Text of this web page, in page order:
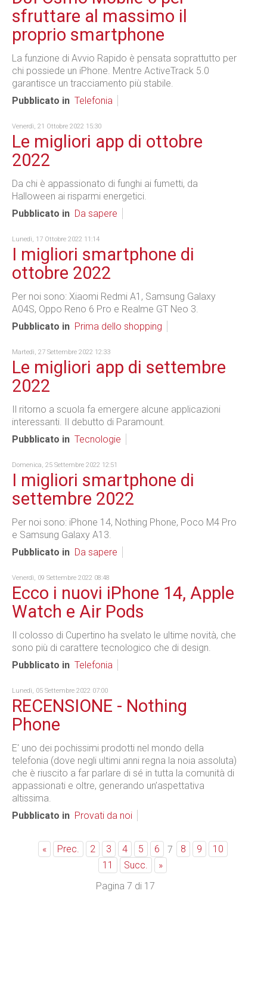
sfruttare al massimo il
proprio smartphone
La funzione di Avvio Rapido è pensata soprattutto per
chi possiede un iPhone. Mentre ActiveTrack 5.0
garantisce un tracciamento più stabile.
Pubblicato in Telefonia
Venerdì, 21 Ottobre 2022 15:30
Le migliori app di ottobre
2022
Da chi è appassionato di funghi ai fumetti, da
Halloween ai risparmi energetici.
Pubblicato in Da sapere
Lunedì, 17 Ottobre 2022 11:14
I migliori smartphone di
ottobre 2022
Per noi sono: Xiaomi Redmi A1, Samsung Galaxy
A04S, Oppo Reno 6 Pro e Realme GT Neo 3.
Pubblicato in Prima dello shopping
Martedì, 27 Settembre 2022 12:33
Le migliori app di settembre
2022
Il ritorno a scuola fa emergere alcune applicazioni
interessanti. Il debutto di Paramount.
Pubblicato in Tecnologie
Domenica, 25 Settembre 2022 12:51
I migliori smartphone di
settembre 2022
Per noi sono: iPhone 14, Nothing Phone, Poco M4 Pro
e Samsung Galaxy A13.
Pubblicato in Da sapere
Venerdì, 09 Settembre 2022 08:48
Ecco i nuovi iPhone 14, Apple
Watch e Air Pods
Il colosso di Cupertino ha svelato le ultime novità, che
sono più di carattere tecnologico che di design.
Pubblicato in Telefonia
Lunedì, 05 Settembre 2022 07:00
RECENSIONE - Nothing
Phone
E' uno dei pochissimi prodotti nel mondo della
telefonia (dove negli ultimi anni regna la noia assoluta)
che è riuscito a far parlare di sé in tutta la comunità di
appassionati e oltre, generando un’aspettativa
altissima.
Pubblicato in Provati da noi
« Prec. 2 3 4 5 6 7 8 9
10
11
Succ.
»
Pagina 7 di 17